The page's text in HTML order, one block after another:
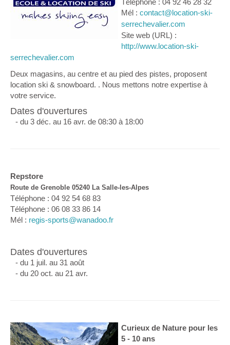
Mél : contact@location-ski-
serrechevalier.com
Site web (URL) :
http://www.location-ski-
serrechevalier.com
Deux magasins, au centre et au pied des pistes, proposent
location ski & snowboard. . Nous mettons notre expertise à
votre service.
Dates d'ouvertures
- du 3 déc. au 16 avr. de 08:30 à 18:00
Repstore
Route de Grenoble 05240 La Salle-les-Alpes
Téléphone : 04 92 54 68 83
Téléphone : 06 08 33 86 14
Mél : regis-sports@wanadoo.fr
Dates d'ouvertures
- du 1 juil. au 31 août
- du 20 oct. au 21 avr.
Curieux de Nature pour les
5 - 10 ans